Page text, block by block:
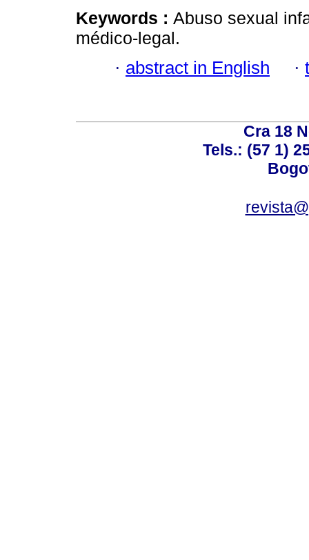
Keywords : Abuso sexual
médico-legal.
· abstract in English ·
Cra 18
Tels.: (57 1)